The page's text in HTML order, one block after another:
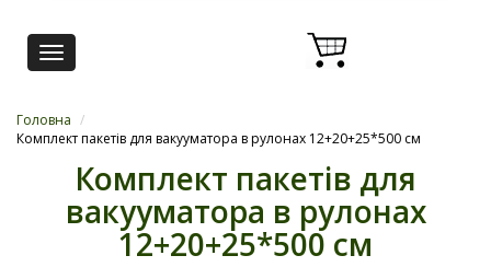
Toggle
navigation
Головна /
Комплект пакетів для вакууматора в рулонах 12+20+25*500 см
Комплект пакетів для
вакууматора в рулонах
12+20+25*500 см